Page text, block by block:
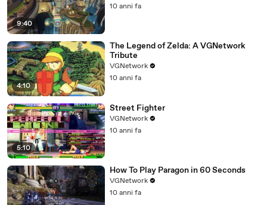
9:40
10 anni fa
4:10
The Legend of Zelda: A VGNetwork
Tribute
VGNetwork
10 anni fa
5:10
Street Fighter
VGNetwork
10 anni fa
How To Play Paragon in 60 Seconds
VGNetwork
10 anni fa